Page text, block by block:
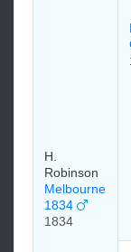
H.
Robinson
Melbourne
1834
1834